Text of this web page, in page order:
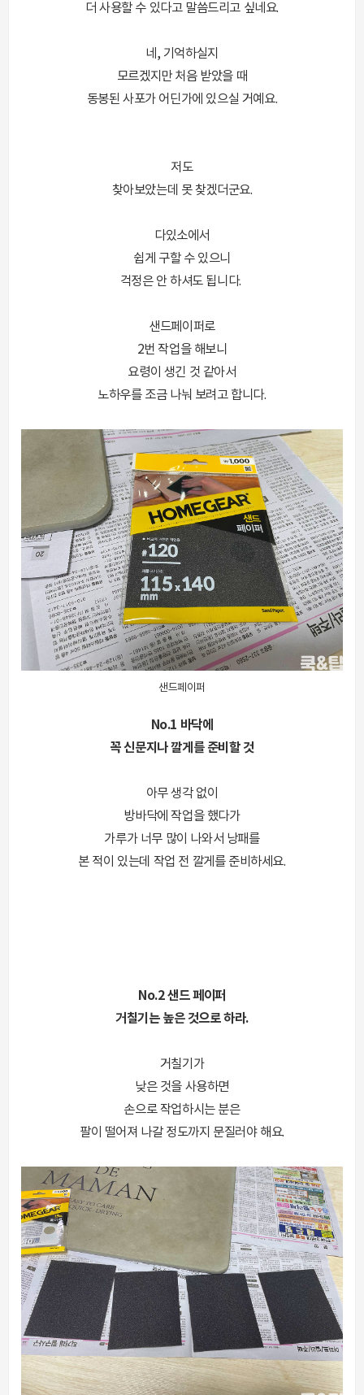
더 사용할 수 있다고 말씀드리고 싶네요.
네, 기억하실지
모르겠지만 처음 받았을 때
동봉된 사포가 어딘가에 있으실 거예요.
저도
찾아보았는데 못 찾겠더군요.
다있소에서
쉽게 구할 수 있으니
걱정은 안 하셔도 됩니다.
샌드페이퍼로
2번 작업을 해보니
요령이 생긴 것 같아서
노하우를 조금 나눠 보려고 합니다.
샌드페이퍼
No.1 바닥에
꼭 신문지나 깔게를 준비할 것
아무 생각 없이
방바닥에 작업을 했다가
가루가 너무 많이 나와서 낭패를
본 적이 있는데 작업 전 깔게를 준비하세요.
No.2 샌드 페이퍼
거칠기는 높은 것으로 하라.
거칠기가
낮은 것을 사용하면
손으로 작업하시는 분은
팔이 떨어져 나갈 정도까지 문질러야 해요.